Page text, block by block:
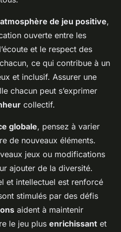
atmosphère de jeu positive,
ouverte entre les
et le respect des
ce qui contribue à un
et inclusif. Assurer une
chacun peut s’exprimer
collectif.
globale, pensez à varier
de nouveaux éléments.
jeux ou modifications
ajouter de la diversité.
et intellectuel est renforcé
stimulés par des défis
aident à maintenir
le jeu plus enrichissant et